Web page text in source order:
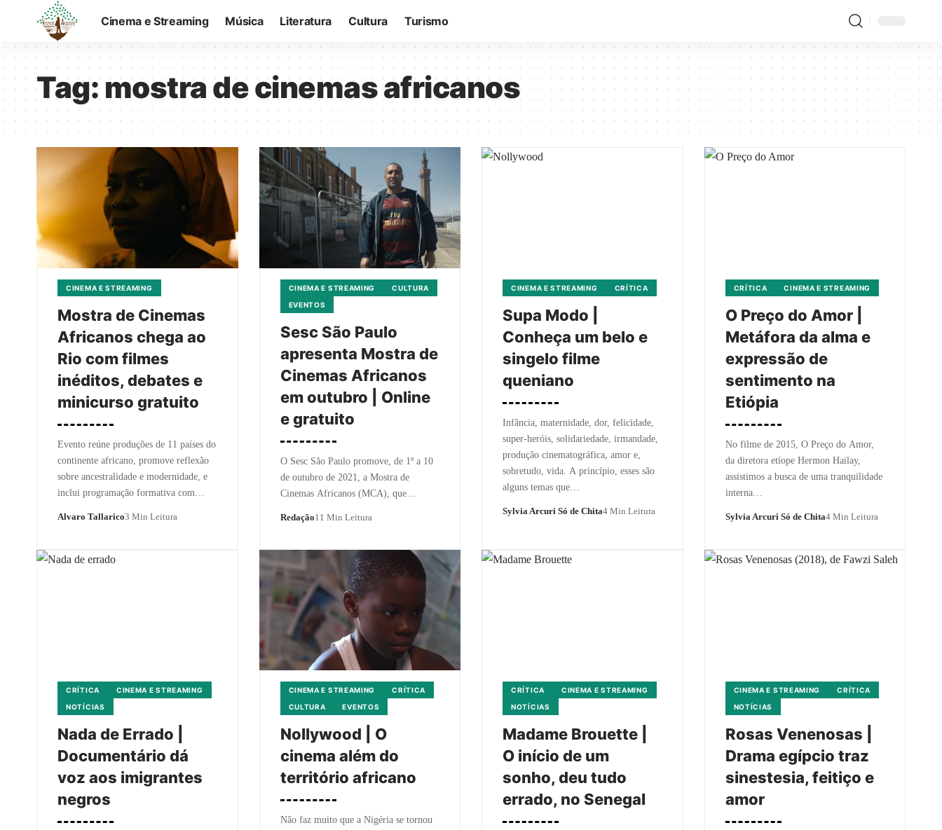
Cinema e Streaming Música Literatura Cultura Turismo
Tag:mostra de cinemas africanos
CINEMA E STREAMING
Mostra de Cinemas
Africanos chega ao
Rio com filmes
inéditos, debates e
minicurso gratuito
Evento reúne produções de 11 países do
continente africano, promove reflexão
sobre ancestralidade e modernidade, e
inclui programação formativa com…
Alvaro Tallarico3 Min Leitura
CINEMA E STREAMING
CULTURA
EVENTOS
Sesc São Paulo
apresenta Mostra de
Cinemas Africanos
em outubro | Online
e gratuito
O Sesc São Paulo promove, de 1º a 10
de outubro de 2021, a Mostra de
Cinemas Africanos (MCA), que…
Redação11 Min Leitura
CINEMA E STREAMING CRÍTICA
Supa Modo |
Conheça um belo e
singelo filme
queniano
Infância, maternidade, dor, felicidade,
super-heróis, solidariedade, irmandade,
produção cinematográfica, amor e,
sobretudo, vida. A princípio, esses são
alguns temas que…
Sylvia Arcuri Só de Chita4 Min Leitura
CRÍTICA CINEMA E STREAMING
O Preço do Amor |
Metáfora da alma e
expressão de
sentimento na
Etiópia
No filme de 2015, O Preço do Amor,
da diretora etíope Hermon Hailay,
assistimos a busca de uma tranquilidade
interna…
Sylvia Arcuri Só de Chita4 Min Leitura
CRÍTICA
CINEMA E STREAMING
NOTÍCIAS
Nada de Errado |
Documentário dá
voz aos imigrantes
negros
CINEMA E STREAMING
CRÍTICA
CULTURA
EVENTOS
Nollywood | O
cinema além do
território africano
Não faz muito que a Nigéria se tornou
CRÍTICA
CINEMA E STREAMING
NOTÍCIAS
Madame Brouette |
O início de um
sonho, deu tudo
errado, no Senegal
CINEMA E STREAMING
CRÍTICA
NOTÍCIAS
Rosas Venenosas |
Drama egípcio traz
sinestesia, feitiço e
amor